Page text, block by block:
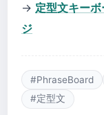
→ 定型文キー
ジ
#PhraseBoard
#定型文